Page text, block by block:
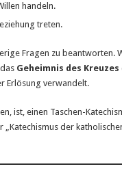
handeln.
treten.
Fragen zu beantworten.
Geheimnis des Kreuzes
Erlösung verwandelt.
ist, einen Taschen-
der